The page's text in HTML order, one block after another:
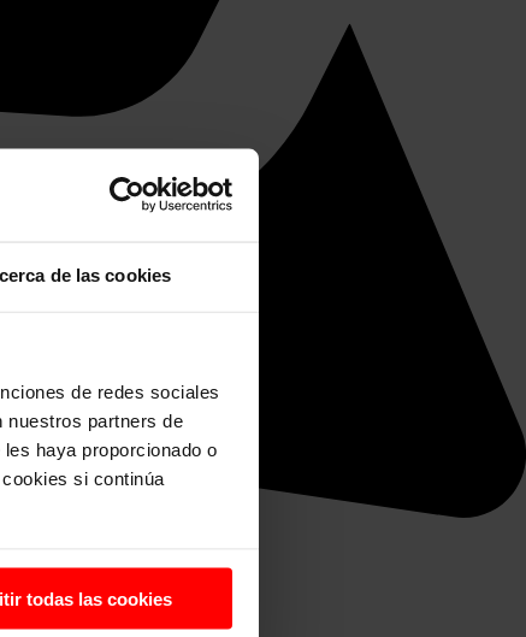
de las cookies
de redes sociales
nuestros partners de
haya proporcionado o
si continúa
todas las cookies